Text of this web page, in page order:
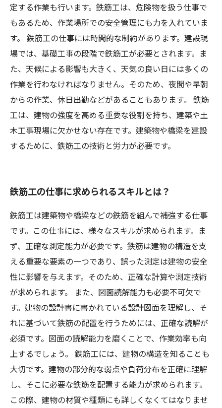
定する作業も行います。鉄筋工は、危険物を扱う仕事で
もあるため、作業場所での安全管理にも力を入れていま
す。 鉄筋工の仕事には時間的な制約があります。建設現
場では、基礎工事の段階で鉄筋工が必要とされます。ま
た、天候による影響も大きく、天気の良い日には多くの
作業を行わなければなりません。そのため、夜間や早朝
からの作業、休日出勤などがあることもあります。 鉄筋
工は、建物の強度を高める重要な役割を持ち、建築や土
木工事現場に欠かせない存在です。建築物や橋梁を建設
するために、鉄筋工の技術と労力が必要です。
鉄筋工の仕事に求められるスキルとは？
鉄筋工は建築物や橋梁などの鉄筋を組んで補強する仕事
です。この仕事には、様々なスキルが求められます。ま
ず、正確な測定能力が必要です。鉄筋は建物の構造を支
える重要な要素の一つであり、誤った測定は建物の安全
性に影響を与えます。そのため、正確な計算や測定技術
が求められます。 また、図面読解能力も必要不可欠で
す。建物の設計書に書かれている設計図面を理解し、そ
れに基づいて鉄筋の配置を行うためには、正確な読解が
必須です。図面の読解能力を磨くことで、作業効率も向
上するでしょう。 鉄筋工には、建物の構造を知ることも
大切です。建物の部分的な弱点や負荷分布を正確に理解
し、そこに必要な鉄筋を配置する能力が求められます。
この際、建物の材質や種類にも詳しくなくてはなりませ